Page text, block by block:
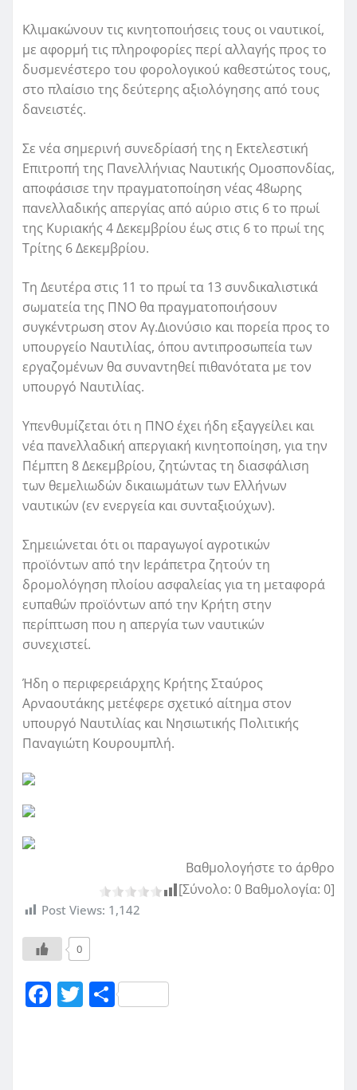
Κλιμακώνουν τις κινητοποιήσεις τους οι ναυτικοί,
με αφορμή τις πληροφορίες περί αλλαγής προς το
δυσμενέστερο του φορολογικού καθεστώτος τους,
στο πλαίσιο της δεύτερης αξιολόγησης από τους
δανειστές.
Σε νέα σημερινή συνεδρίασή της η Εκτελεστική
Επιτροπή της Πανελλήνιας Ναυτικής Ομοσπονδίας,
αποφάσισε την πραγματοποίηση νέας 48ωρης
πανελλαδικής απεργίας από αύριο στις 6 το πρωί
της Κυριακής 4 Δεκεμβρίου έως στις 6 το πρωί της
Τρίτης 6 Δεκεμβρίου.
Τη Δευτέρα στις 11 το πρωί τα 13 συνδικαλιστικά
σωματεία της ΠΝΟ θα πραγματοποιήσουν
συγκέντρωση στον Αγ.Διονύσιο και πορεία προς το
υπουργείο Ναυτιλίας, όπου αντιπροσωπεία των
εργαζομένων θα συναντηθεί πιθανότατα με τον
υπουργό Ναυτιλίας.
Υπενθυμίζεται ότι η ΠΝΟ έχει ήδη εξαγγείλει και
νέα πανελλαδική απεργιακή κινητοποίηση, για την
Πέμπτη 8 Δεκεμβρίου, ζητώντας τη διασφάλιση
των θεμελιωδών δικαιωμάτων των Ελλήνων
ναυτικών (εν ενεργεία και συνταξιούχων).
Σημειώνεται ότι οι παραγωγοί αγροτικών
προϊόντων από την Ιεράπετρα ζητούν τη
δρομολόγηση πλοίου ασφαλείας για τη μεταφορά
ευπαθών προϊόντων από την Κρήτη στην
περίπτωση που η απεργία των ναυτικών
συνεχιστεί.
Ήδη ο περιφερειάρχης Κρήτης Σταύρος
Αρναουτάκης μετέφερε σχετικό αίτημα στον
υπουργό Ναυτιλίας και Νησιωτικής Πολιτικής
Παναγιώτη Κουρουμπλή.
Βαθμολογήστε το άρθρο
[Σύνολο: 0 Βαθμολογία: 0]
Post Views: 1,142
0
F T Μ